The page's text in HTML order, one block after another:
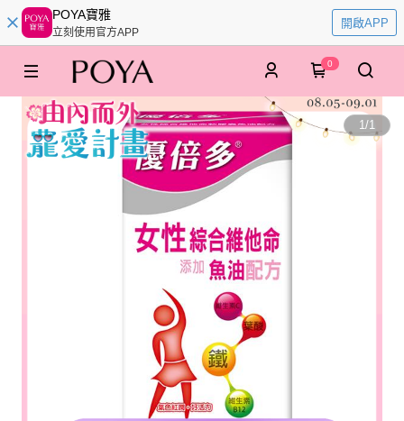
POYA寶雅
立刻使用官方APP
開啟APP
0
1/1